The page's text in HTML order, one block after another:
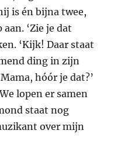
is én bijna twee,
‘Zie je dat
‘Kijk! Daar staat
ding in zijn
hóór je dat?’
lopen er samen
staat nog
over mijn